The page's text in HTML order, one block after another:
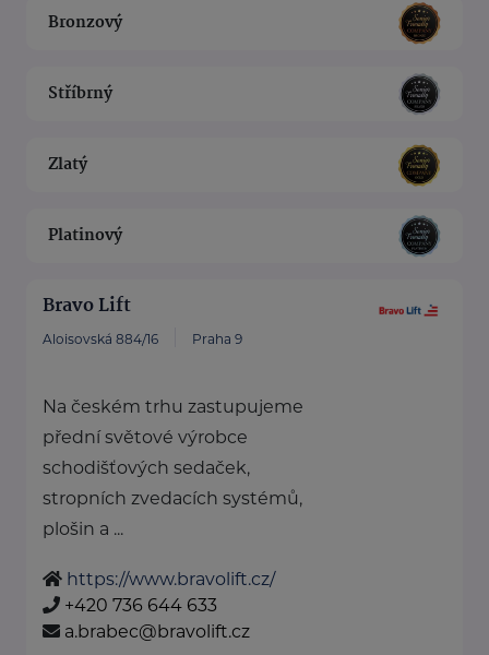
Bronzový
Stříbrný
Zlatý
Platinový
Bravo Lift
Aloisovská 884/16 Praha 9
Na českém trhu zastupujeme
přední světové výrobce
schodišťových sedaček,
stropních zvedacích systémů,
plošin a ...
https://www.bravolift.cz/
+420 736 644 633
a.brabec@bravolift.cz